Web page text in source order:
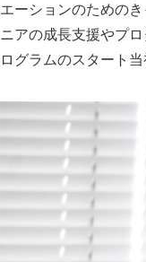
エーションのための
ニアの成長支援やプ
ログラムのスタート